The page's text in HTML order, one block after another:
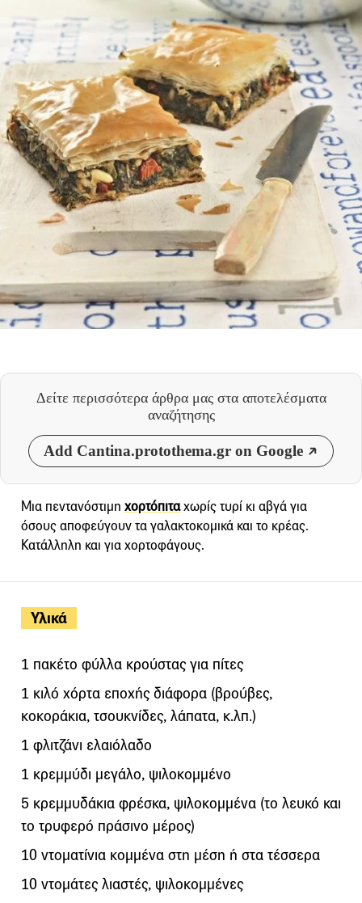
Δείτε περισσότερα άρθρα μας στα αποτελέσματα
αναζήτησης
Add Cantina.protothema.gr on Google
Υλικά
1 πακέτο φύλλα κρούστας για πίτες
1 κιλό χόρτα εποχής διάφορα (βρούβες,
κοκοράκια, τσουκνίδες, λάπατα, κ.λπ.)
1 φλιτζάνι ελαιόλαδο
1 κρεµµύδι µεγάλο, ψιλοκοµµένο
5 κρεµµυδάκια φρέσκα, ψιλοκοµµένα (το λευκό και
το τρυφερό πράσινο µέρος)
10 ντοµατίνια κοµµένα στη µέση ή στα τέσσερα
10 ντοµάτες λιαστές, ψιλοκοµµένες
Μια πεντανόστιμη χορτόπιταχωρίς τυρί κι αβγά για
όσους αποφεύγουν τα γαλακτοκομικά και το κρέας.
Κατάλληλη και για χορτοφάγους.